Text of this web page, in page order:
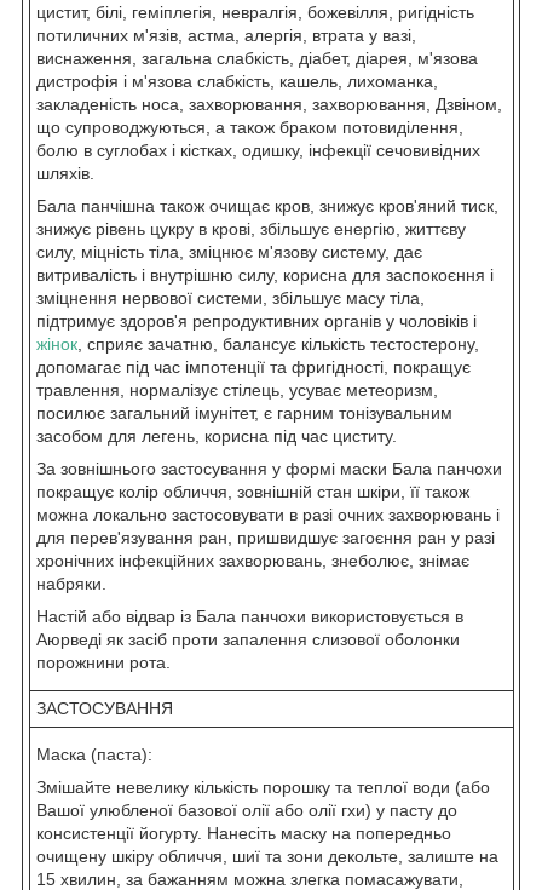
цистит, білі, геміплегія, невралгія, божевілля, ригідність
потиличних м'язів, астма, алергія, втрата у вазі,
виснаження, загальна слабкість, діабет, діарея, м'язова
дистрофія і м'язова слабкість, кашель, лихоманка,
закладеність носа, захворювання, захворювання, Дзвіном,
що супроводжуються, а також браком потовиділення,
болю в суглобах і кістках, одишку, інфекції сечовивідних
шляхів.
Бала панчішна також очищає кров, знижує кров'яний тиск,
знижує рівень цукру в крові, збільшує енергію, життєву
силу, міцність тіла, зміцнює м'язову систему, дає
витривалість і внутрішню силу, корисна для заспокоєння і
зміцнення нервової системи, збільшує масу тіла,
підтримує здоров'я репродуктивних органів у чоловіків і
жінок , сприяє зачатню, балансує кількість тестостерону,
допомагає під час імпотенції та фригідності, покращує
травлення, нормалізує стілець, усуває метеоризм,
посилює загальний імунітет, є гарним тонізувальним
засобом для легень, корисна під час циститу.
За зовнішнього застосування у формі маски Бала панчохи
покращує колір обличчя, зовнішній стан шкіри, її також
можна локально застосовувати в разі очних захворювань і
для перев'язування ран, пришвидшує загоєння ран у разі
хронічних інфекційних захворювань, знеболює, знімає
набряки.
Настій або відвар із Бала панчохи використовується в
Аюрведі як засіб проти запалення слизової оболонки
порожнини рота.
ЗАСТОСУВАННЯ
Маска (паста):
Змішайте невелику кількість порошку та теплої води (або
Вашої улюбленої базової олії або олії гхи) у пасту до
консистенції йогурту. Нанесіть маску на попередньо
очищену шкіру обличчя, шиї та зони декольте, залиште на
15 хвилин, за бажанням можна злегка помасажувати,